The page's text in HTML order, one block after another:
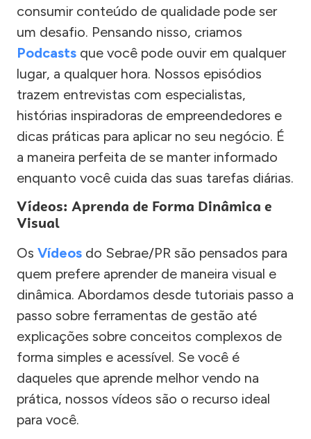
consumir conteúdo de qualidade pode ser
um desafio. Pensando nisso, criamos
Podcasts que você pode ouvir em qualquer
lugar, a qualquer hora. Nossos episódios
trazem entrevistas com especialistas,
histórias inspiradoras de empreendedores e
dicas práticas para aplicar no seu negócio. É
a maneira perfeita de se manter informado
enquanto você cuida das suas tarefas diárias.
Vídeos: Aprenda de Forma Dinâmica e
Visual
Os Vídeos do Sebrae/PR são pensados para
quem prefere aprender de maneira visual e
dinâmica. Abordamos desde tutoriais passo a
passo sobre ferramentas de gestão até
explicações sobre conceitos complexos de
forma simples e acessível. Se você é
daqueles que aprende melhor vendo na
prática, nossos vídeos são o recurso ideal
para você.